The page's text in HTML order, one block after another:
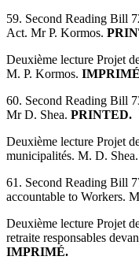
59. Second Reading Bill
Act. Mr P. Kormos.
Deuxième lecture Projet
M. P. Kormos.
60. Second Reading Bill
Mr D. Shea. PRINTED.
Deuxième lecture Projet
municipalités. M. D. Shea.
61. Second Reading Bill
accountable to Workers.
Deuxième lecture Projet
retraite responsables
IMPRIMÉ.